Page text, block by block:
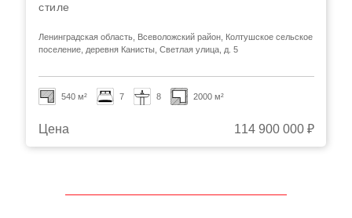
стиле
Ленинградская область, Всеволожский район, Колтушское сельское
поселение, деревня Канисты, Светлая улица, д. 5
540 м² 7 8 2000 м²
Цена 114 900 000 ₽